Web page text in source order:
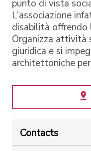
punto di vista
L’associazione
disabilità offrendo
Organizza attività
giuridica e si
architettoniche
Contacts